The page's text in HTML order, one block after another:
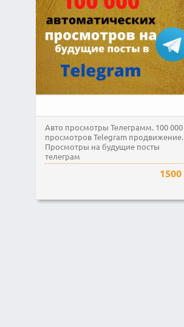
Авто просмотры Телеграмм. 100 000
просмотров Telegram продвижение.
Просмотры на будущие посты
телеграм
1500